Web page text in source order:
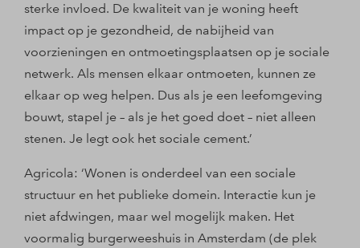
sterke invloed. De kwaliteit van je woning heeft
impact op je gezondheid, de nabijheid van
voorzieningen en ontmoetingsplaatsen op je sociale
netwerk. Als mensen elkaar ontmoeten, kunnen ze
elkaar op weg helpen. Dus als je een leefomgeving
bouwt, stapel je – als je het goed doet – niet alleen
stenen. Je legt ook het sociale cement.’
Agricola: ‘Wonen is onderdeel van een sociale
structuur en het publieke domein. Interactie kun je
niet afdwingen, maar wel mogelijk maken. Het
voormalig burgerweeshuis in Amsterdam (de plek